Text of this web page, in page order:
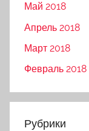
Май 2018
Апрель 2018
Март 2018
Февраль 2018
Рубрики